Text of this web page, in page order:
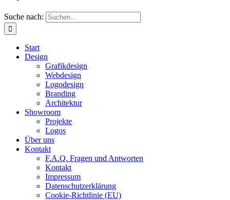
Suche nach:
Start
Design
Grafikdesign
Webdesign
Logodesign
Branding
Architektur
Showroom
Projekte
Logos
Über uns
Kontakt
F.A.Q. Fragen und Antworten
Kontakt
Impressum
Datenschutzerklärung
Cookie-Richtlinie (EU)